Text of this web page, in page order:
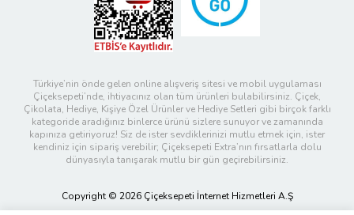
Türkiye’nin önde gelen online alışveriş sitesi ve mobil uygulaması
Çiçeksepeti’nde, ihtiyacınız olan tüm ürünleri bulabilirsiniz. Çiçek,
Çikolata, Hediye, Kişiye Özel Ürünler ve Hediye Setleri gibi birçok farklı
kategoride aradığınız binlerce ürünü sizlere sunuyor ve zamanında
kapınıza getiriyoruz! Siz de ister sevdiklerinizi mutlu etmek için, ister
kendiniz için sipariş verebilir; Çiçeksepeti Extra’nın fırsatlarla dolu
dünyasıyla tanışarak mutlu bir gün geçirebilirsiniz.
Copyright © 2026 Çiçeksepeti İnternet Hizmetleri A.Ş